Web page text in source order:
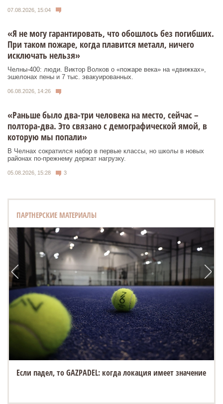
07.08.2026, 15:04
«Я не могу гарантировать, что обошлось без погибших.
При таком пожаре, когда плавится металл, ничего
исключать нельзя»
Челны-400: люди. Виктор Волков о «пожаре века» на «движках»,
эшелонах пены и 7 тыс. эвакуированных.
06.08.2026, 14:26
«Раньше было два-три человека на место, сейчас –
полтора-два. Это связано с демографической ямой, в
которую мы попали»
В Челнах сократился набор в первые классы, но школы в новых
районах по-прежнему держат нагрузку.
05.08.2026, 15:28 3
ПАРТНЕРСКИЕ МАТЕРИАЛЫ
Если падел, то GAZPADEL: когда локация имеет значение